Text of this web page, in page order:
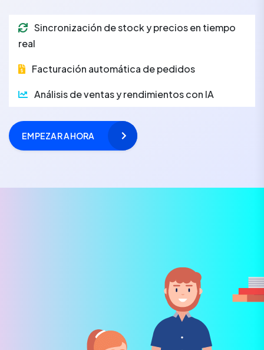
Sincronización de stock y precios en tiempo
real
Facturación automática de pedidos
Análisis de ventas y rendimientos con IA
EMPEZAR AHORA